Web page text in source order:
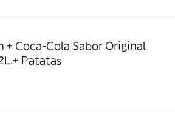
+ Coca-Cola Sabor Original
Patatas